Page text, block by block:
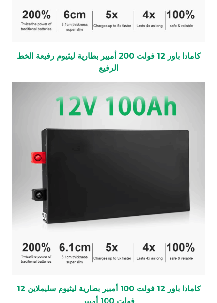
كامادا باور 12 فولت 200 أمبير بطارية ليثيوم رفيعة الخط
الرفيع
كامادا باور 12 فولت 100 أمبير بطارية ليثيوم سليملاين 12
فولت 100 أمبير